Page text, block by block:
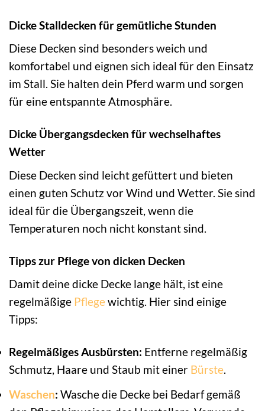
Dicke Stalldecken für gemütliche Stunden
Diese Decken sind besonders weich und
komfortabel und eignen sich ideal für den Einsatz
im Stall. Sie halten dein Pferd warm und sorgen
für eine entspannte Atmosphäre.
Dicke Übergangsdecken für wechselhaftes
Wetter
Diese Decken sind leicht gefüttert und bieten
einen guten Schutz vor Wind und Wetter. Sie sind
ideal für die Übergangszeit, wenn die
Temperaturen noch nicht konstant sind.
Tipps zur Pflege von dicken Decken
Damit deine dicke Decke lange hält, ist eine
regelmäßige Pflegewichtig. Hier sind einige
Tipps:
Regelmäßiges Ausbürsten: Entferne regelmäßig
Schmutz, Haare und Staub mit einer Bürste.
Waschen: Wasche die Decke bei Bedarf gemäß